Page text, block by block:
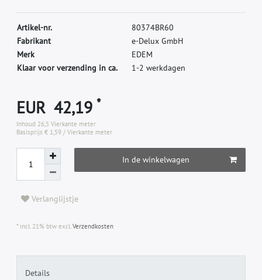
Artikel-nr. 80374BR60
Fabrikant e-Delux GmbH
Merk EDEM
Klaar voor verzending in ca.
1-2 werkdagen
EUR 42,19*
Inhoud 26,5Vierkante meter
Basisprijs€ 1,59 / Vierkante meter
In de winkelwagen
Verlanglijstje
* incl. 21% btw excl.Verzendkosten
Details